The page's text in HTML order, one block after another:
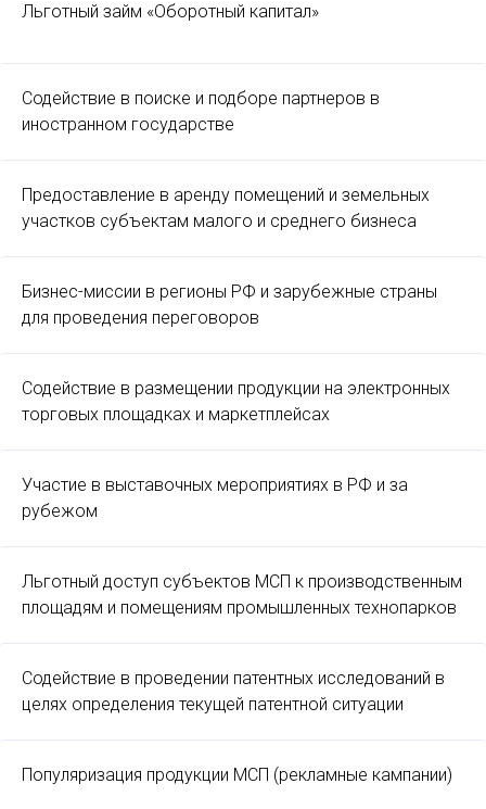
Льготный займ «Оборотный капитал»
Содействие в поиске и подборе партнеров в
иностранном государстве
Предоставление в аренду помещений и земельных
участков субъектам малого и среднего бизнеса
Бизнес-миссии в регионы РФ и зарубежные страны
для проведения переговоров
Содействие в размещении продукции на электронных
торговых площадках и маркетплейсах
Участие в выставочных мероприятиях в РФ и за
рубежом
Льготный доступ субъектов МСП к производственным
площадям и помещениям промышленных технопарков
Содействие в проведении патентных исследований в
целях определения текущей патентной ситуации
Популяризация продукции МСП (рекламные кампании)